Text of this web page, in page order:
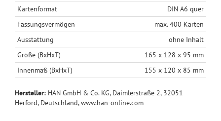
Kartenformat
DIN A6 quer
Fassungsvermögen
max. 400 Karten
Ausstattung
ohne Inhalt
Größe (BxHxT)
165 x 128 x 95 mm
Innenmaß (BxHxT)
155 x 120 x 85 mm
Hersteller: HAN GmbH & Co. KG, Daimlerstraße 2, 32051
Herford, Deutschland, www.han-online.com